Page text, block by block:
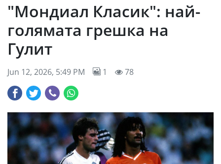
"Мондиал Класик": най-
голямата грешка на
Гулит
Jun 12, 2026, 5:49 PM 1 78